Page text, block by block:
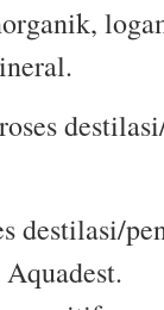
destilasi/